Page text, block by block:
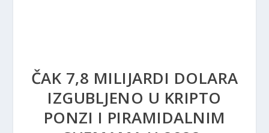
ČAK 7,8 MILIJARDI DOLARA
IZGUBLJENO U KRIPTO
PONZI I PIRAMIDALNIM